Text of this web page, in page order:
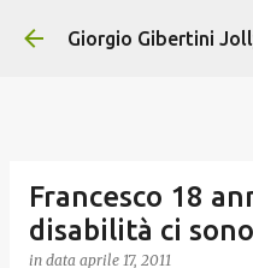
Passa ai
Giorgio Gibertini
Francesco 18
disabilità ci
in data aprile 17, 2011